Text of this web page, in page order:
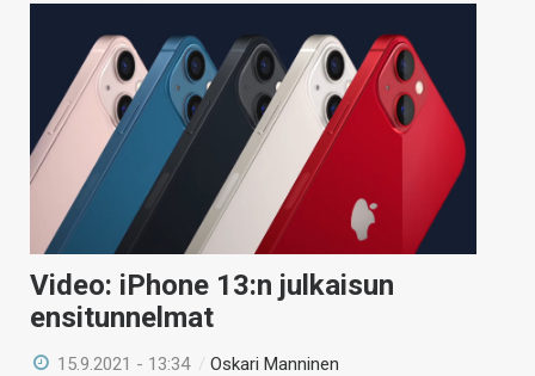
Video: iPhone 13:n julkaisun
ensitunnelmat
15.9.2021 - 13:34 /Oskari Manninen